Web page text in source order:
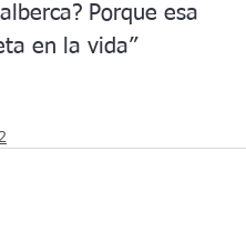
Porque esa
en la vida”